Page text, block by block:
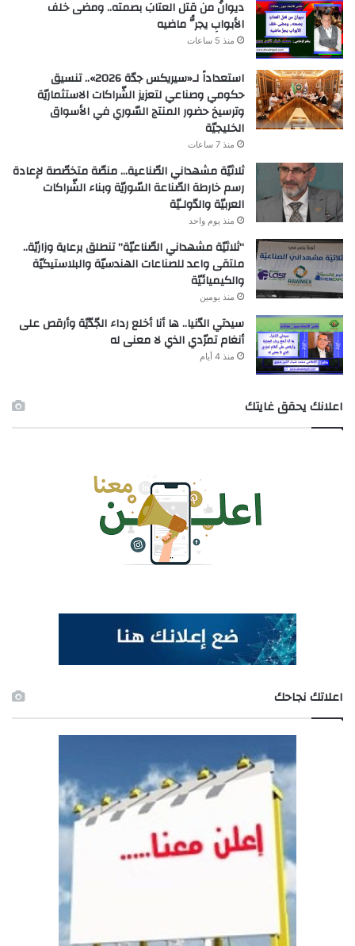
ديوانُ من قتل العتابَ بصمته.. ومضى خلف
الأبوابِ يجرُّ ماضيه
منذ 5 ساعات
استعداداً لـ«سيريكس جدّة 2026».. تنسيق
حكومي وصناعي لتعزيز الشّراكات الاستثماريّة
وترسيخ حضور المنتج السّوري في الأسواق
الخليجيّة
منذ 7 ساعات
ثلاثيّة مشهداني الصّناعية… منصّة متخصّصة لإعادة
رسم خارطة الصّناعة السّوريّة وبناء الشّراكات
العربيّة والدّولـيّة
منذ يوم واحد
“ثلاثيّة مشهداني الصّناعيّة” تنطلق برعاية وزاريّة..
ملتقى واعد للصناعات الهندسيّة والبلاستيكيّة
والكيميائيّة
منذ يومين
سيدتي الدّنيا.. ها أنا أخلع رداء الجّدّيّة وأرقص على
أنغام تمرّدي الذي لا معنى له
منذ 4 أيام
اعلانك يحقق غايتك
اعلاتك نجاحك